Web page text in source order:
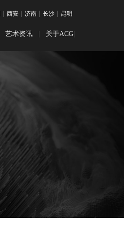
西安 济南 长沙 昆明
艺术资讯 关于ACG